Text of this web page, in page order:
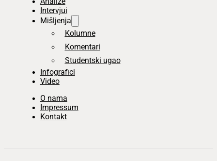
Intervjui
Mišljenja
Kolumne
Komentari
Studentski ugao
Infografici
Video
O nama
Impressum
Kontakt